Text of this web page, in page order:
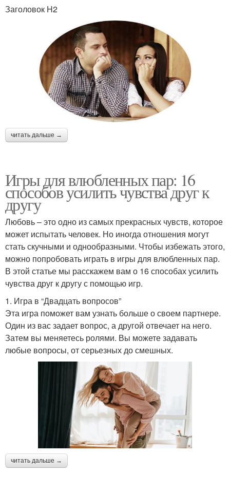
Заголовок H2
читать дальше →
Игры для влюбленных пар: 16
способов усилить чувства друг к
другу
Любовь – это одно из самых прекрасных чувств, которое
может испытать человек. Но иногда отношения могут
стать скучными и однообразными. Чтобы избежать этого,
можно попробовать играть в игры для влюбленных пар.
В этой статье мы расскажем вам о 16 способах усилить
чувства друг к другу с помощью игр.
1. Игра в “Двадцать вопросов”
Эта игра поможет вам узнать больше о своем партнере.
Один из вас задает вопрос, а другой отвечает на него.
Затем вы меняетесь ролями. Вы можете задавать
любые вопросы, от серьезных до смешных.
читать дальше →